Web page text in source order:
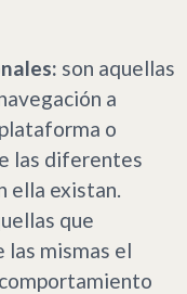
son aquellas
a
o
las diferentes
ella existan.
que
las mismas el